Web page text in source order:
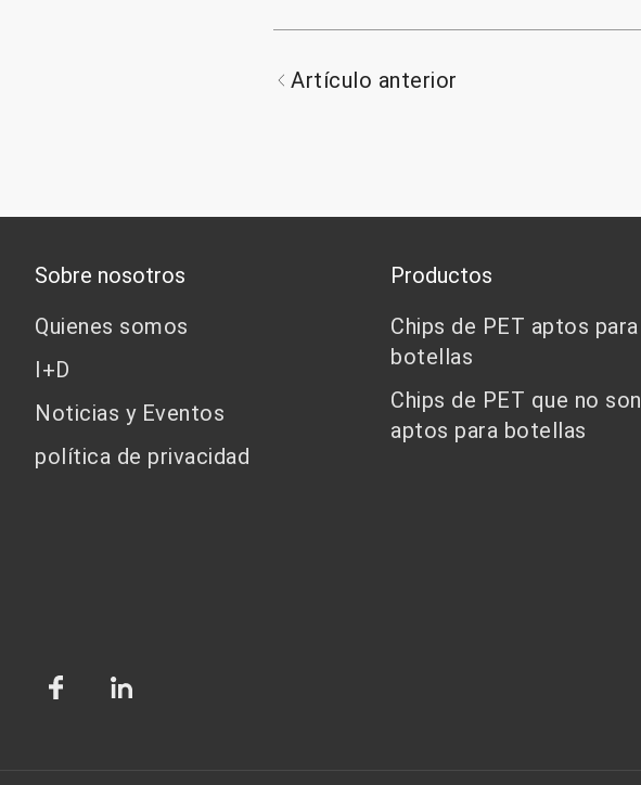
Artículo anterior
Sobre nosotros
Quienes somos
I+D
Noticias y Eventos
política de privacidad
Productos
Chips de PET aptos para
botellas
Chips de PET que no son
aptos para botellas